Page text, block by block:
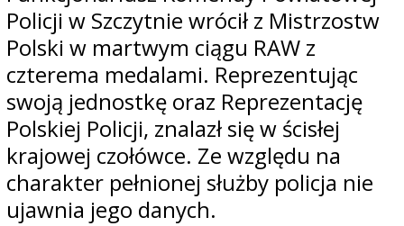
Policji w Szczytnie wrócił z Mistrzostw
Polski w martwym ciągu RAW z
czterema medalami. Reprezentując
swoją jednostkę oraz Reprezentację
Polskiej Policji, znalazł się w ścisłej
krajowej czołówce. Ze względu na
charakter pełnionej służby policja nie
ujawnia jego danych.